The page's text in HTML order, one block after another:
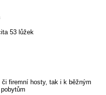
53 lůžek
firemní hosty, tak i k běžným